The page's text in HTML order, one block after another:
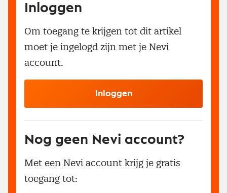
Inloggen
Om toegang te krijgen tot dit artikel
moet je ingelogd zijn met je Nevi
account.
Inloggen
Nog geen Nevi account?
Met een Nevi account krijg je gratis
toegang tot: